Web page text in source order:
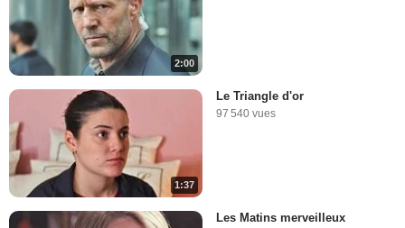
2:00
1:37
Le Triangle d'or
97 540 vues
Les Matins merveilleux